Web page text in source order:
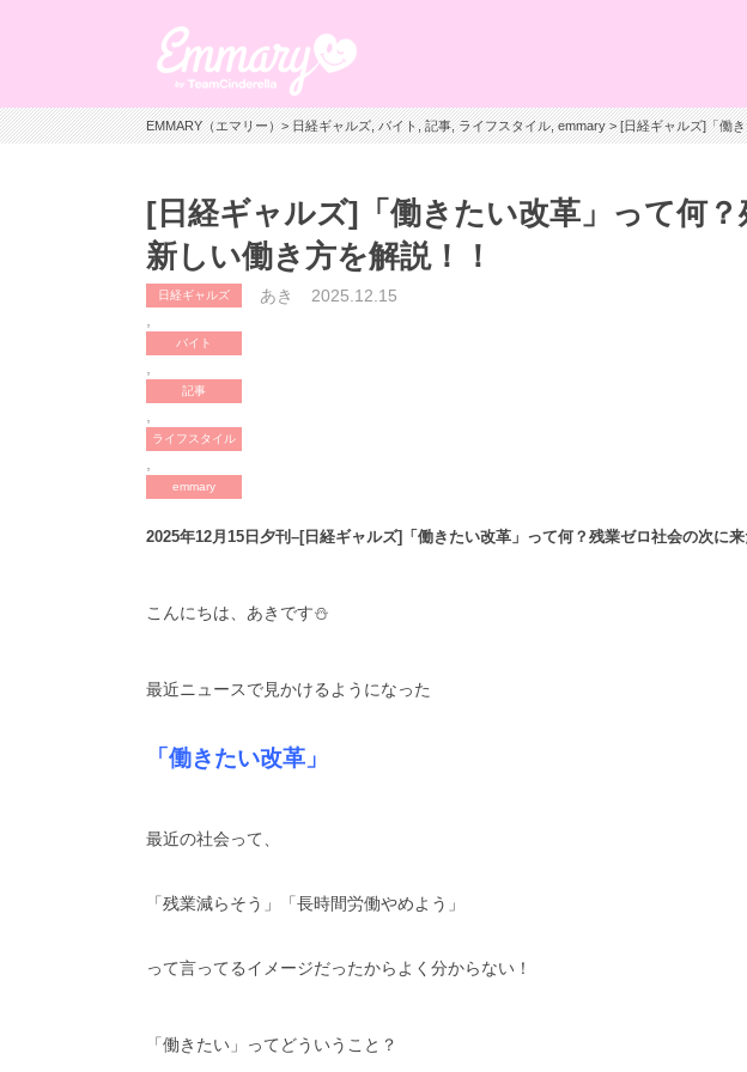
EMMARY（エマリー）>日経ギャルズ,バイト,記事,ライフスタイル,emmary> [日経ギャルズ]「働
[日経ギャルズ]「働きたい改革」って何
新しい働き方を解説！！
日経ギャルズ
バイト
記事
ライフスタイル
emmary
あき 2025.12.15
2025年12月15日夕刊–[日経ギャルズ]「働きたい改革」って何？残業ゼロ社会の次に
こんにちは、あきです⛄️
最近ニュースで見かけるようになった
「働きたい改革」
最近の社会って、
「残業減らそう」「長時間労働やめよう」
って言ってるイメージだったからよく分からない！
「働きたい」ってどういうこと？